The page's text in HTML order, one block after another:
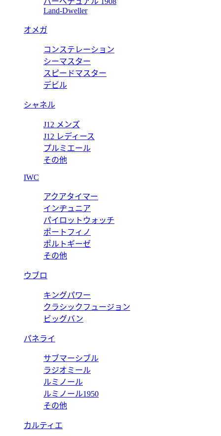
ーコピー ウラカン RDDBEX0748 【2020年新作】
ーコピー RDDBEX0353 オートマティック42 【2017年新作
Land-Dweller
オメガ
コンステレーション
シーマスター
スピードマスター
デビル
シャネル
J12 メンズ
J12 レディース
プルミエール
その他
IWC
アクアタイマー
インヂュニア
パイロットウォッチ
ポートフィノ
ポルトギーゼ
その他
ウブロ
キングパワー
クラシックフュージョン
ビッグバン
パネライ
サブマーシブル
ラジオミール
ルミノール
ルミノール1950
その他
カルティエ